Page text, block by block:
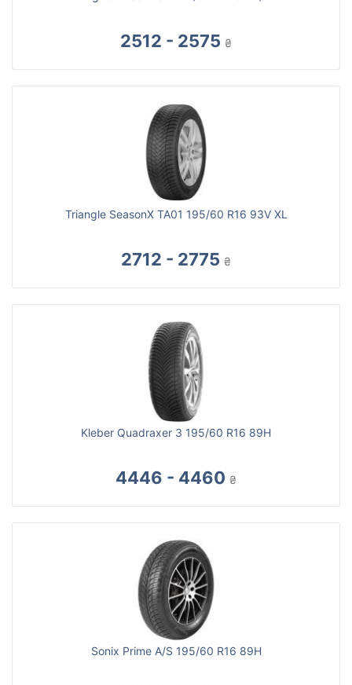
2512 - 2575 ₴
Triangle SeasonX TA01 195/60 R16 93V XL
2712 - 2775 ₴
Kleber Quadraxer 3 195/60 R16 89H
4446 - 4460 ₴
Sonix Prime A/S 195/60 R16 89H